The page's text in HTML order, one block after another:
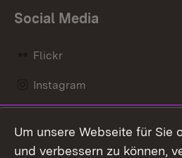
Social Media
Flickr
Instagram
Mastodon
Um unsere Webseite für Sie
und verbessern zu können,